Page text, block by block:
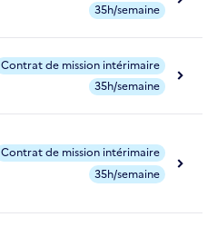
35h/semaine
Contrat de mission intérimaire
35h/semaine
Contrat de mission intérimaire
35h/semaine